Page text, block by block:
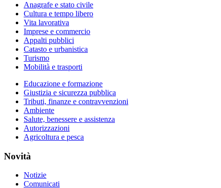
Anagrafe e stato civile
Cultura e tempo libero
Vita lavorativa
Imprese e commercio
Appalti pubblici
Catasto e urbanistica
Turismo
Mobilità e trasporti
Educazione e formazione
Giustizia e sicurezza pubblica
Tributi, finanze e contravvenzioni
Ambiente
Salute, benessere e assistenza
Autorizzazioni
Agricoltura e pesca
Novità
Notizie
Comunicati